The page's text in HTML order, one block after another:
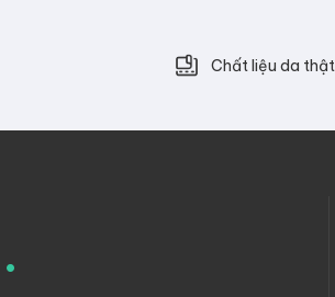
Chất liệu da thật
.